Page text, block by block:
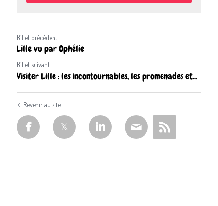
Billet précédent
Lille vu par Ophélie
Billet suivant
Visiter Lille : les incontournables, les promenades et...
Revenir au site